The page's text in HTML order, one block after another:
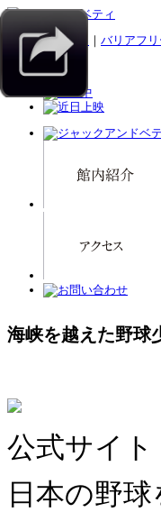
スマホサイト ｜ バリアフ
海峡を越えた野球
公式サイト
日本の野